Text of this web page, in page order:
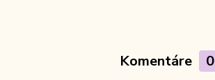
Komentáre 0